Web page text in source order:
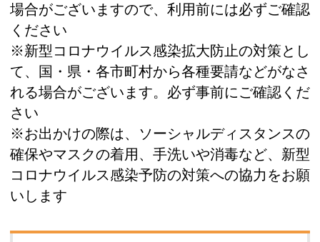
場合がございますので、利用前には必ずご確認
ください
※新型コロナウイルス感染拡大防止の対策とし
て、国・県・各市町村から各種要請などがなさ
れる場合がございます。必ず事前にご確認くだ
さい
※お出かけの際は、ソーシャルディスタンスの
確保やマスクの着用、手洗いや消毒など、新型
コロナウイルス感染予防の対策への協力をお願
いします